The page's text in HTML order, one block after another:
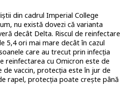
din cadrul Imperial College
nu există dovezi că varianta
decât Delta. Riscul de reinfectare
5,4 ori mai mare decât în cazul
care au trecut prin infecția
reinfectarea cu Omicron este de
de vaccin, protecția este în jur de
rapel, protecția poate crește până